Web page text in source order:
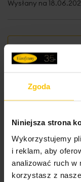
Zgoda
Niniejsza strona
Wykorzystujemy
i reklam, aby
analizować ruch w
korzystasz z
Wysłany na
To
Opinie